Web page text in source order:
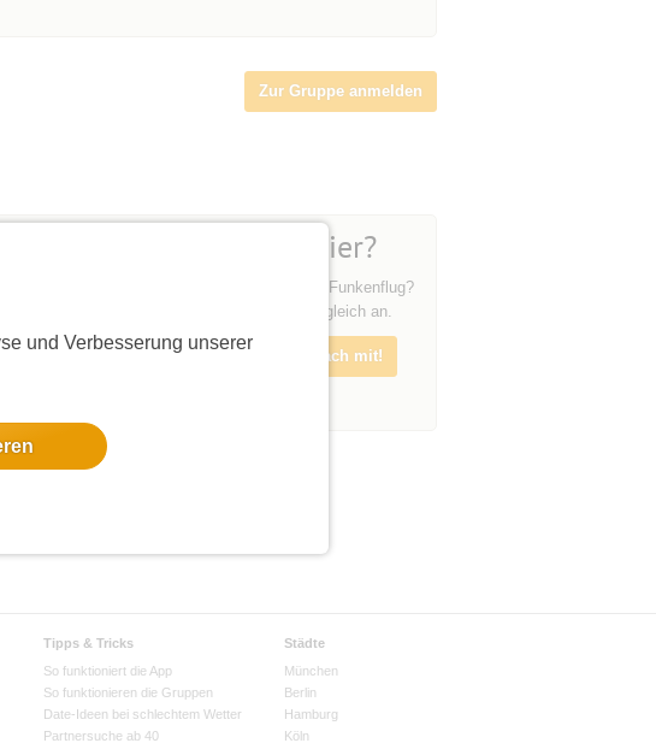
und Verbesserung unserer
Zur Gruppe anmelden
Du bist neu hier?
Und neugierig auf unsere Funkenflug?
Melde dich doch einfach gleich an.
Melde dich an und mach mit!
Tipps & Tricks
So funktioniert die App
So funktionieren die Gruppen
Date-Ideen bei schlechtem Wetter
Partnersuche ab 40
Städte
München
Berlin
Hamburg
Köln